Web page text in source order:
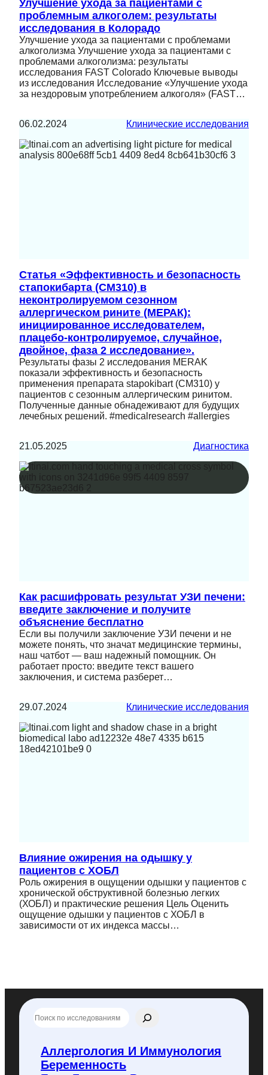
Улучшение ухода за пациентами с
проблемным алкоголем: результаты
исследования в Колорадо
Улучшение ухода за пациентами с проблемами
алкоголизма Улучшение ухода за пациентами с
проблемами алкоголизма: результаты
исследования FAST Colorado Ключевые выводы
из исследования Исследование «Улучшение ухода
за нездоровым употреблением алкоголя» (FAST…
06.02.2024 Клинические исследования
Статья «Эффективность и безопасность
стапокибарта (CM310) в
неконтролируемом сезонном
аллергическом рините (МЕРАК):
инициированное исследователем,
плацебо-контролируемое, случайное,
двойное, фаза 2 исследование».
Результаты фазы 2 исследования MERAK
показали эффективность и безопасность
применения препарата stapokibart (CM310) у
пациентов с сезонным аллергическим ринитом.
Полученные данные обнадеживают для будущих
лечебных решений. #medicalresearch #allergies
21.05.2025 Диагностика
Как расшифровать результат УЗИ печени:
введите заключение и получите
объяснение бесплатно
Если вы получили заключение УЗИ печени и не
можете понять, что значат медицинские термины,
наш чатбот — ваш надежный помощник. Он
работает просто: введите текст вашего
заключения, и система разберет…
29.07.2024 Клинические исследования
Влияние ожирения на одышку у
пациентов с ХОБЛ
Роль ожирения в ощущении одышки у пациентов с
хронической обструктивной болезнью легких
(ХОБЛ) и практические решения Цель Оценить
ощущение одышки у пациентов с ХОБЛ в
зависимости от их индекса массы…
о
Аллергология И Иммунология
Беременность